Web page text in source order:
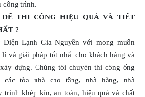
công trình.
ĐỂ THI CÔNG HIỆU QUẢ VÀ TIẾT
?
Lạnh Gia Nguyễn với mong muốn
và giải pháp tốt nhất cho khách hàng và
dựng. Chúng tôi chuyên thi công ống
tòa nhà cao tầng, nhà hàng, nhà
trình khép kín, an toàn, hiệu quả và chất